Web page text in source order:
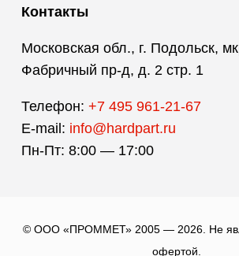
Контакты
Московская обл., г. Подольск,
Фабричный пр-д, д. 2 стр. 1
Телефон: +7 495 961-21-67
E-mail: info@hardpart.ru
Пн-Пт: 8:00 — 17:00
© ООО «ПРОММЕТ» 2005 — 2026. Не
офертой.